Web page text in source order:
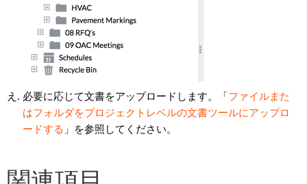
必要に応じて文書をアップロードします。「ファイルまた
はフォルダをプロジェクトレベルの文書ツールにアップロ
ードする 」を参照してください。